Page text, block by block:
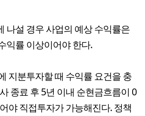
나설 경우 사업의 예상 수익률은
익률 이상이어야 한다.
지분투자할 때 수익률 요건을 충
종료 후 5년 이내 순현금흐름이 0
야 직접투자가 가능해진다. 정책